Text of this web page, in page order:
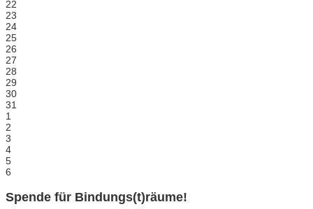
22
23
24
25
26
27
28
29
30
31
1
2
3
4
5
6
Spende für Bindungs(t)räume!